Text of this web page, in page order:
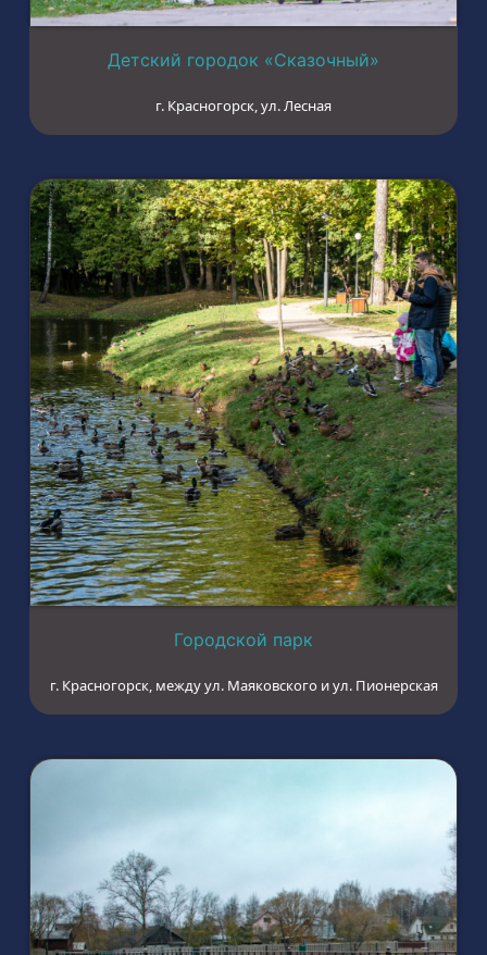
Детский городок «Сказочный»
г. Красногорск, ул. Лесная
Городской парк
г. Красногорск, между ул. Маяковского и ул. Пионерская